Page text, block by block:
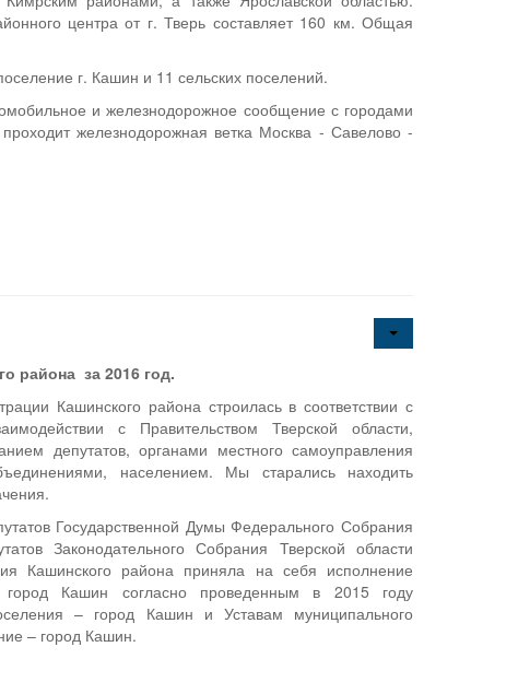
центра от г. Тверь составляет 160 км. Общая
г. Кашин и 11 сельских поселений.
и железнодорожное сообщение с городами
железнодорожная ветка Москва - Савелово -
района за 2016 год.
Кашинского района строилась в соответствии с
с Правительством Тверской области,
депутатов, органами местного самоуправления
населением. Мы старались находить
Государственной Думы Федерального Собрания
Законодательного Собрания Тверской области
Кашинского района приняла на себя исполнение
город Кашин согласно проведенным в 2015 году
– город Кашин и Уставам муниципального
– город Кашин.